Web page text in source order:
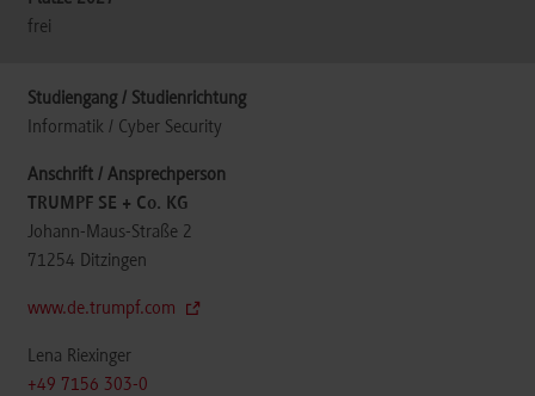
frei
Informatik / Cyber Security
TRUMPF SE + Co. KG
Johann-Maus-Straße 2
71254 Ditzingen
www.de.trumpf.com
Lena Riexinger
+49 7156 303-0